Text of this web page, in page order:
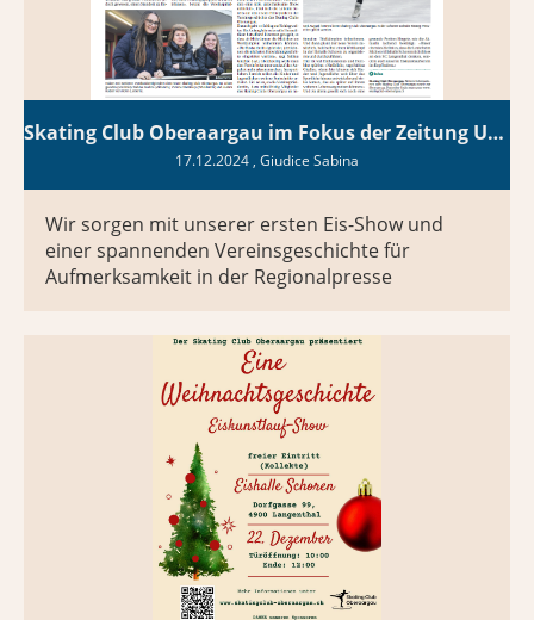
Skating Club Oberaargau im Fokus der Zeitung Unter-Emmentaler
17.12.2024 , Giudice Sabina
Wir sorgen mit unserer ersten Eis-Show und
einer spannenden Vereinsgeschichte für
Aufmerksamkeit in der Regionalpresse